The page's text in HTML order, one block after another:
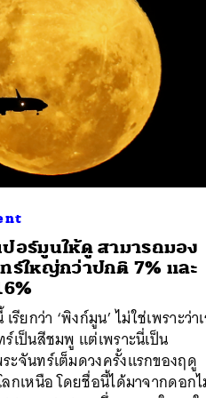
อร์มูนให้ดู สามารถมอง
ร์ใหญ่กว่าปกติ 7% และ
รียกว่า ‘พิงก์มูน’ ไม่ใช่เพราะว่า
เป็นสีชมพู แต่เพราะนี่เป็น
ะจันทร์เต็มดวงครั้งแรกของฤดู
กเหนือ โดยชื่อนี้ได้มาจากดอก
ค้น